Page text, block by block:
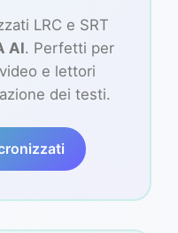
LRC e SRT
AI. Perfetti per
e lettori
dei testi.